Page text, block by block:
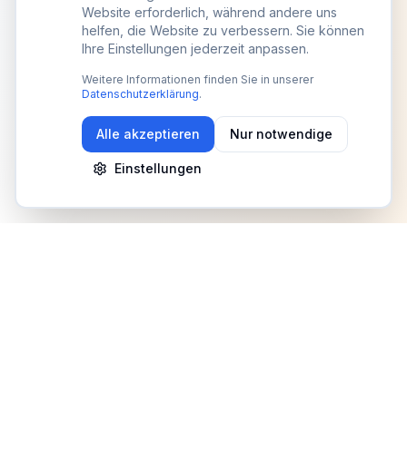
Website erforderlich, während andere uns
helfen, die Website zu verbessern. Sie können
Ihre Einstellungen jederzeit anpassen.
Weitere Informationen finden Sie in unserer
Datenschutzerklärung.
Alle akzeptieren Nur notwendige
Einstellungen